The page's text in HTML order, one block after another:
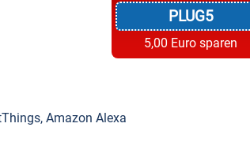
PLUG5
5,00 Euro sparen
Amazon Alexa